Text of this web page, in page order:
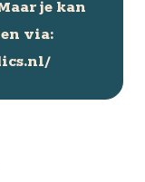
je kan
via: